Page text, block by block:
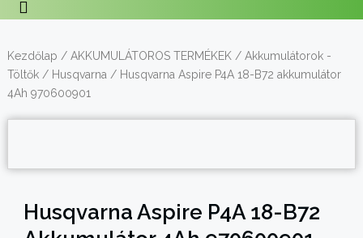
Kezdőlap / AKKUMULÁTOROS TERMÉKEK / Akkumulátorok -
Töltők/ Husqvarna / Husqvarna Aspire P4A 18-B72 akkumulátor
4Ah 970600901
Husqvarna Aspire P4A 18-B72